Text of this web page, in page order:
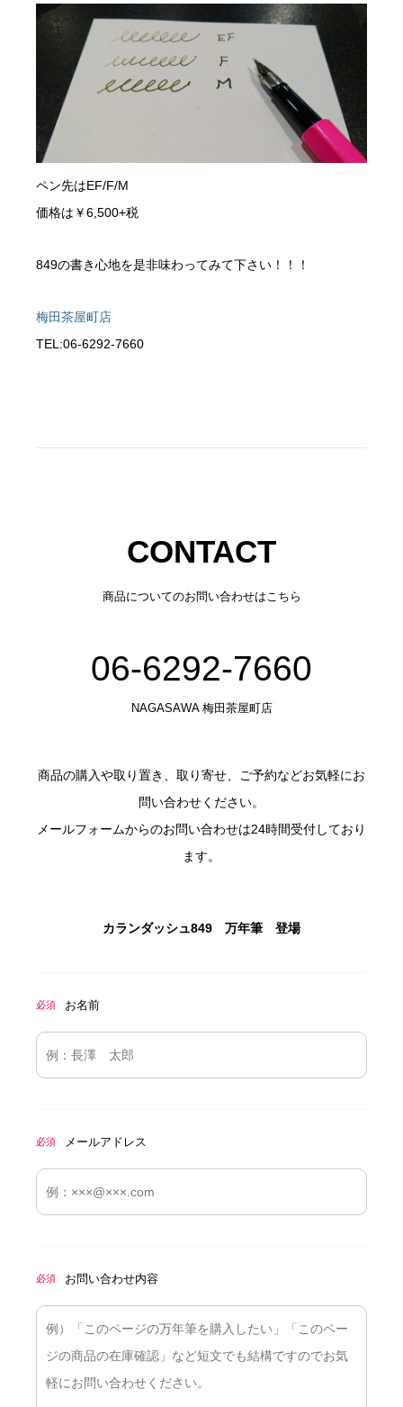
ペン先はEF/F/M
価格は￥6,500+税
849の書き心地を是非味わってみて下さい！！！
梅田茶屋町店
TEL:06-6292-7660
CONTACT
商品についてのお問い合わせはこちら
06-6292-7660
NAGASAWA 梅田茶屋町店
商品の購入や取り置き、取り寄せ、ご予約などお気軽にお
問い合わせください。
メールフォームからのお問い合わせは24時間受付しており
ます。
カランダッシュ849 万年筆 登場
必須 お名前
必須 メールアドレス
必須 お問い合わせ内容